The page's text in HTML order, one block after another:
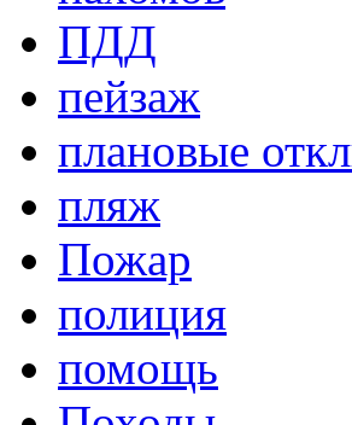
ПДД
пейзаж
плановые
пляж
Пожар
полиция
помощь